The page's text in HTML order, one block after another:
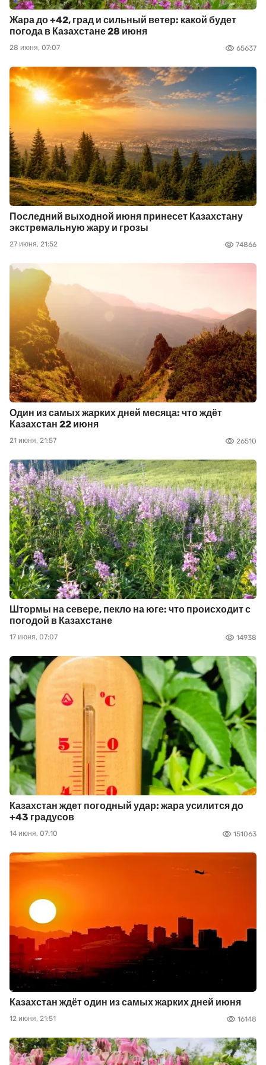
Жара до +42, град и сильный ветер: какой будет
погода в Казахстане 28 июня
28 июня, 07:07 65637
Последний выходной июня принесет Казахстану
экстремальную жару и грозы
27 июня, 21:52 74866
Один из самых жарких дней месяца: что ждёт
Казахстан 22 июня
21 июня, 21:57 26510
Штормы на севере, пекло на юге: что происходит с
погодой в Казахстане
17 июня, 07:07 14938
Казахстан ждет погодный удар: жара усилится до
+43 градусов
14 июня, 07:10 151063
Казахстан ждёт один из самых жарких дней июня
12 июня, 21:51 16148